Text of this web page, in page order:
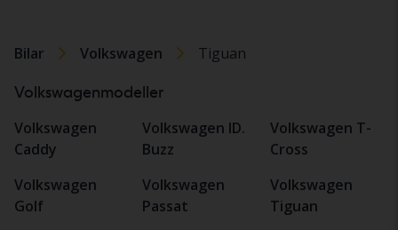
Bilar Volkswagen Tiguan
Volkswagenmodeller
Volkswagen
Caddy
Volkswagen
Golf
Volkswagen ID.
Buzz
Volkswagen
Passat
Volkswagen T-
Cross
Volkswagen
Tiguan